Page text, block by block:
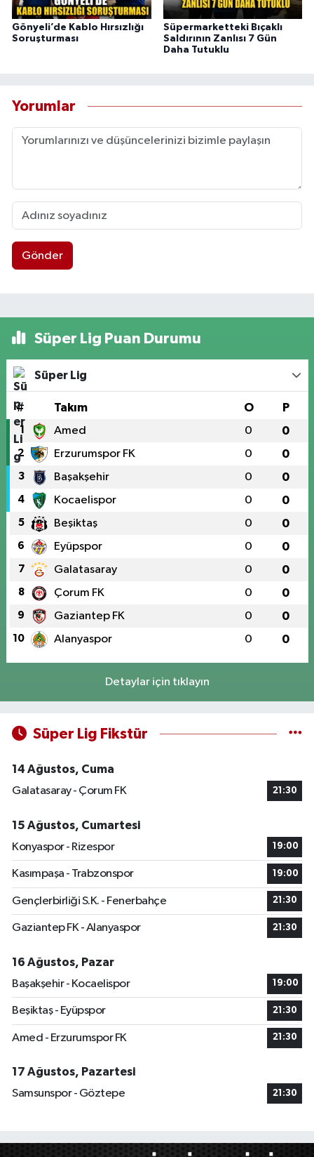
Gönyeli’de Kablo Hırsızlığı
Soruşturması
Süpermarketteki Bıçaklı
Saldırının Zanlısı 7 Gün
Daha Tutuklu
Yorumlar
Gönder
Süper Lig Puan Durumu
Süper Lig
# Takım O P
1 Amed 0 0
2 Erzurumspor FK 0 0
3 Başakşehir 0 0
4 Kocaelispor 0 0
5 Beşiktaş 0 0
6 Eyüpspor 0 0
7 Galatasaray 0 0
8 Çorum FK 0 0
9 Gaziantep FK 0 0
10 Alanyaspor 0 0
Detaylar için tıklayın
Süper Lig Fikstür
14 Ağustos, Cuma
Galatasaray - Çorum FK
21:30
15 Ağustos, Cumartesi
Konyaspor - Rizespor
19:00
Kasımpaşa - Trabzonspor 19:00
Gençlerbirliği S.K. - Fenerbahçe 21:30
Gaziantep FK - Alanyaspor 21:30
16 Ağustos, Pazar
Başakşehir - Kocaelispor
19:00
Beşiktaş - Eyüpspor 21:30
Amed - Erzurumspor FK 21:30
17 Ağustos, Pazartesi
Samsunspor - Göztepe
21:30